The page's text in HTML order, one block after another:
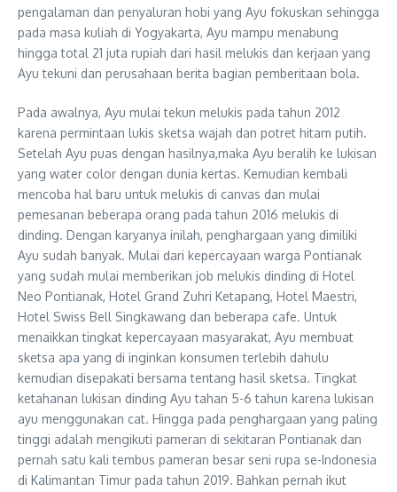
pengalaman dan penyaluran hobi yang Ayu fokuskan sehingga
pada masa kuliah di Yogyakarta, Ayu mampu menabung
hingga total 21 juta rupiah dari hasil melukis dan kerjaan yang
Ayu tekuni dan perusahaan berita bagian pemberitaan bola.
Pada awalnya, Ayu mulai tekun melukis pada tahun 2012
karena permintaan lukis sketsa wajah dan potret hitam putih.
Setelah Ayu puas dengan hasilnya,maka Ayu beralih ke lukisan
yang water color dengan dunia kertas. Kemudian kembali
mencoba hal baru untuk melukis di canvas dan mulai
pemesanan beberapa orang pada tahun 2016 melukis di
dinding. Dengan karyanya inilah, penghargaan yang dimiliki
Ayu sudah banyak. Mulai dari kepercayaan warga Pontianak
yang sudah mulai memberikan job melukis dinding di Hotel
Neo Pontianak, Hotel Grand Zuhri Ketapang, Hotel Maestri,
Hotel Swiss Bell Singkawang dan beberapa cafe. Untuk
menaikkan tingkat kepercayaan masyarakat, Ayu membuat
sketsa apa yang di inginkan konsumen terlebih dahulu
kemudian disepakati bersama tentang hasil sketsa. Tingkat
ketahanan lukisan dinding Ayu tahan 5-6 tahun karena lukisan
ayu menggunakan cat. Hingga pada penghargaan yang paling
tinggi adalah mengikuti pameran di sekitaran Pontianak dan
pernah satu kali tembus pameran besar seni rupa se-Indonesia
di Kalimantan Timur pada tahun 2019. Bahkan pernah ikut